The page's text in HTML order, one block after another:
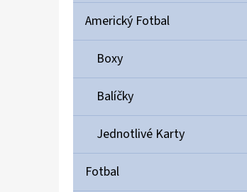
Americký Fotbal
Boxy
Balíčky
Jednotlivé Karty
Fotbal